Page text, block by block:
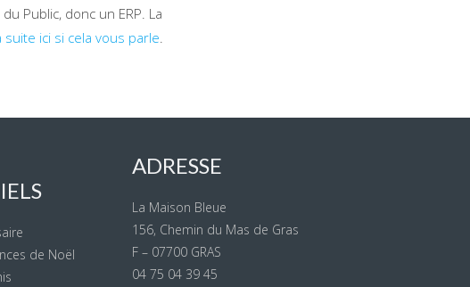
Public, donc un ERP. La
suite ici si cela vous parle.
de Noël
ADRESSE
La Maison Bleue
156, Chemin du Mas de Gras
F – 07700 GRAS
04 75 04 39 45